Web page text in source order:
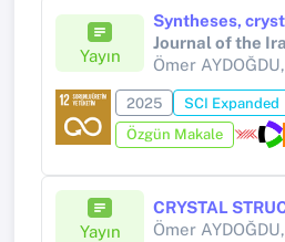
Yayın
Ömer AYDOĞDU,
2025
SCI Expanded
Özgün Makale
Yayın
Ömer AYDOĞDU,